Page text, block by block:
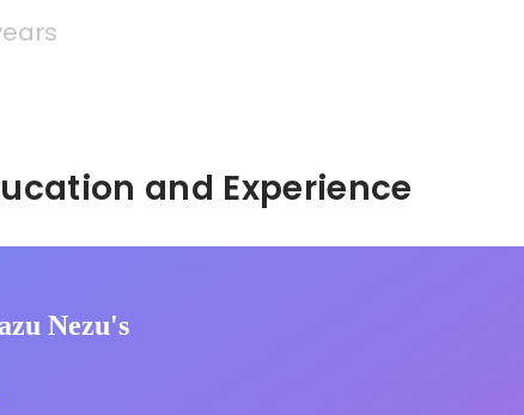
Nezu's